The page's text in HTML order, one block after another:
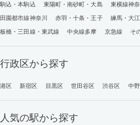
駒込・本駒込
東陽町・南砂町・大島 東横線神奈
田園都市線神奈川
赤羽・十条・王子
練馬・大
板橋・三田線・東武線
中央線多摩 京急線 そ
行政区から探す
港区 新宿区 目黒区 世田谷区 渋谷区 中
人気の駅から探す